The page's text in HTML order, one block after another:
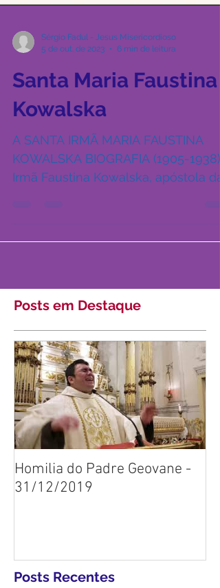
Sérgio Fadul - Jesus Misericordioso
5 de out. de 2023
6 min de leitura
Santa Maria Faustina
Kowalska
A SANTA IRMÃ MARIA FAUSTINA
Posts em Destaque